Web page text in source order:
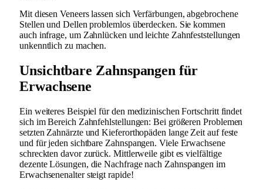
Mit diesen Veneers lassen sich Verfärbungen, abgebrochene
Stellen und Dellen problemlos überdecken. Sie kommen
auch infrage, um Zahnlücken und leichte Zahnfeststellungen
unkenntlich zu machen.
Unsichtbare Zahnspangen für
Erwachsene
Ein weiteres Beispiel für den medizinischen Fortschritt findet
sich im Bereich Zahnfehlstellungen: Bei größeren Problemen
setzten Zahnärzte und Kieferorthopäden lange Zeit auf feste
und für jeden sichtbare Zahnspangen. Viele Erwachsene
schreckten davor zurück. Mittlerweile gibt es vielfältige
dezente Lösungen, die Nachfrage nach Zahnspangen im
Erwachsenenalter steigt rapide!